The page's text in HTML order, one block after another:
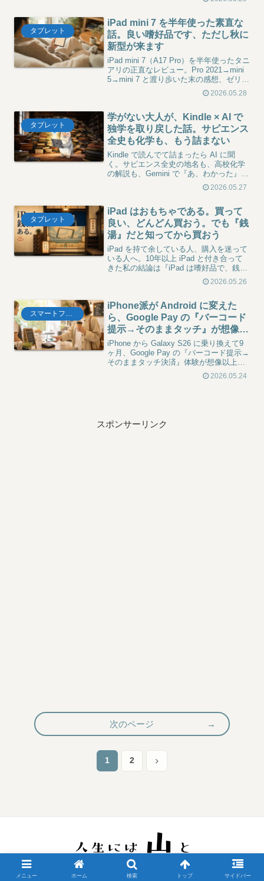
私の売却体験、査定維持の3点セット、容
と中古買取店の比較まで、リセール戦略
を全部書きました。
タブレット
iPad mini 7 を半年使った素直な
話。良い嗜好品です、ただし秋に
新型が来ます
iPad mini 7（A17 Pro）を半年使ったタニ
アリの正直なレビュー。Pro 2021→mini
5→mini 7 と渡り歩いた末の感想、ゼリー
スクロールや Apple Pencil 問題への現実
派回答、mini 5 比較、そして2026年秋に
きか』判断まで。嗜好品としては良いで
す、ただし。
2026.05.28
タブレット
学がない大人が、Kindle × AI で
独学を取り戻した話。サピエンス
全史も化学も、もう詰まない
Kindle で読んでて詰まったら AI に聞
く。サピエンス全史の地名も、高校化学
の解説も、Gemini で『あ、わかった』に
変わりました。学がない大人ほど効く、
隙間時間で続ける独学術。iPad は必須じ
のが強みです。
2026.05.27
タブレット
iPad はおもちゃである。買って
良い、どんどん買おう。でも『銭
湯』だと知ってから買おう
iPad を持て余している人、購入を迷って
いる人へ。10年以上 iPad と付き合って
きた私の結論は『iPad は嗜好品で、銭湯
で、おもちゃである』。クリエイティブ
に使う必要はなく、ごろ寝端末として遊
例えて、iPad の本質を 1 万字で書き切り
ました。
2026.05.26
iPhone派が Android に変えた
ら、Google Pay の『バーコード
提示→そのままタッチ』が想像以
上に快感だった話【楽天カード派
は要設定】
iPhone から Galaxy S26 に乗り換えて9
ヶ月、Google Pay の『バーコード提示→
そのままタッチ決済』体験が想像以上に
快感でした。一方で楽天カードでタッチ
決済するには楽天ペイ経由の設定が必要
2026.05.24
スポンサーリンク
次のページ
1
2
次
Copyright © 2018-2026 人生には山と All Rights Reserved.
メニュー ホーム 検索 トップ サイドバー